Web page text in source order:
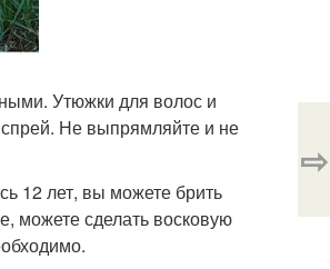
Утюжки для волос и
спрей. Не выпрямляйте и не
12 лет, вы можете брить
можете сделать восковую
⇨